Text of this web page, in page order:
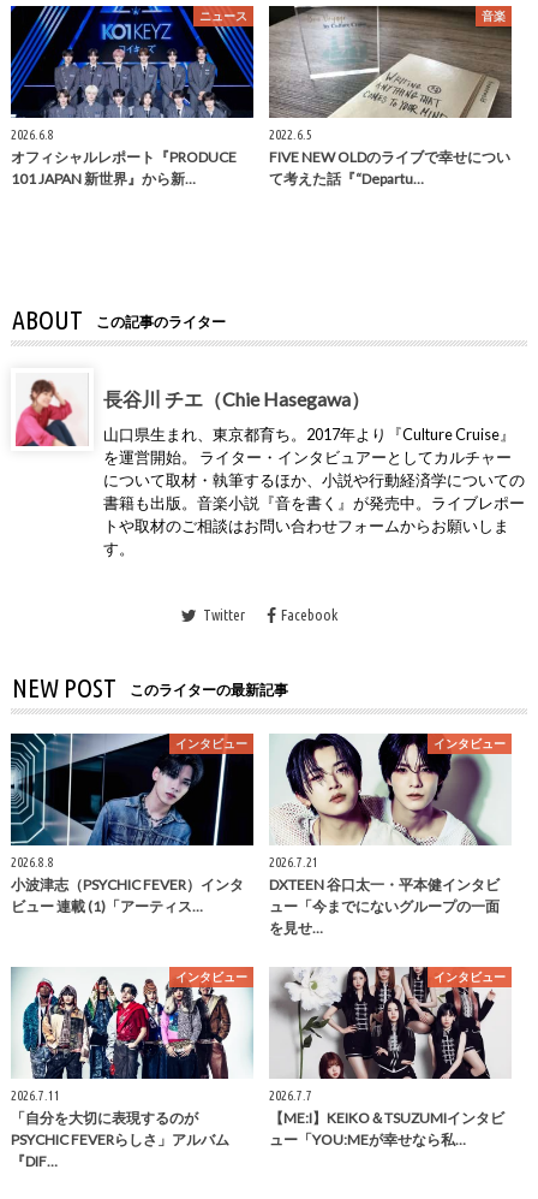
ニュース
2026.6.8
オフィシャルレポート『PRODUCE
101 JAPAN 新世界』から新…
音楽
2022.6.5
FIVE NEW OLDのライブで幸せについ
て考えた話『“Departu…
ABOUT この記事のライター
長谷川 チエ（Chie Hasegawa）
山口県生まれ、東京都育ち。2017年より『Culture Cruise』
を運営開始。 ライター・インタビュアーとしてカルチャー
について取材・執筆するほか、小説や行動経済学についての
書籍も出版。音楽小説『音を書く』が発売中。ライブレポー
トや取材のご相談はお問い合わせフォームからお願いしま
す。
Twitter Facebook
NEW POST このライターの最新記事
インタビュー
2026.8.8
小波津志（PSYCHIC FEVER）インタ
ビュー 連載 (1)「アーティス…
インタビュー
2026.7.21
DXTEEN 谷口太一・平本健インタビ
ュー「今までにないグループの一面
を見せ…
インタビュー
2026.7.11
「自分を大切に表現するのが
PSYCHIC FEVERらしさ」アルバム
『DIF…
インタビュー
2026.7.7
【ME:I】KEIKO＆TSUZUMIインタビ
ュー「YOU:MEが幸せなら私…